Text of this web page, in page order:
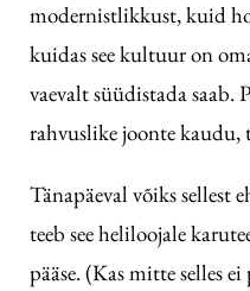
modernistlikkust, kuid
kuidas see kultuur on
vaevalt süüdistada
rahvuslike joonte kaudu,
Tänapäeval võiks sellest
teeb see heliloojale
pääse. (Kas mitte selles